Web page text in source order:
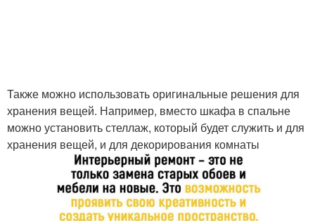
Также можно использовать оригинальные решения для
хранения вещей. Например, вместо шкафа в спальне
можно установить стеллаж, который будет служить и для
хранения вещей, и для декорирования комнаты